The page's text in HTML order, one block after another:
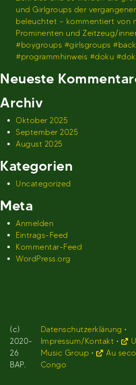
und Girlgroups der
beleuchtet – kommentiert von
Prominenten und Zeitzeug/
#boygroups #girlsgroups
#programmhinweis #doku
Neueste
Archiv
Oktober 2025
September 2025
August 2025
Kategorien
Uncategorized
Meta
Anmelden
Eintrags-Feed
Kommentar-Feed
WordPress.org
(c)
2020-
26
BAP.
Datenschutzerklärung •
Impressum/Kontakt •
Music Group •
Au
Congo